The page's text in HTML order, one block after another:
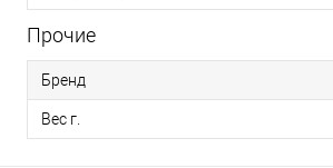
Прочие
Бренд
Вес г.